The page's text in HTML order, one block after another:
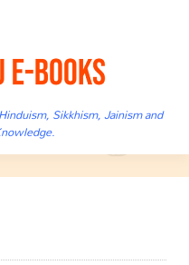
Sikkhism, Jainism and